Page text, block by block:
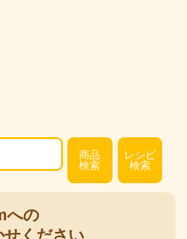
商品
検索
レシピ
検索
への
せください